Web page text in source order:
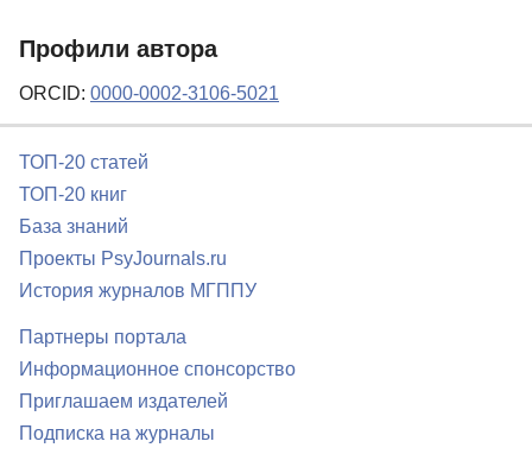
Профили автора
ORCID: 0000-0002-3106-5021
ТОП-20 статей
ТОП-20 книг
База знаний
Проекты PsyJournals.ru
История журналов МГППУ
Партнеры портала
Информационное спонсорство
Приглашаем издателей
Подписка на журналы